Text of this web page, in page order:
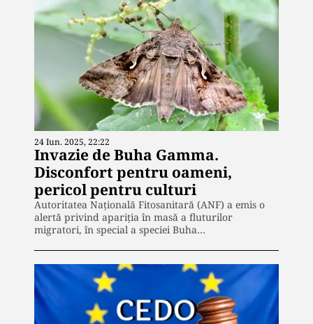
24 Iun. 2025, 22:22
Invazie de Buha Gamma.
Disconfort pentru oameni,
pericol pentru culturi
Autoritatea Națională Fitosanitară (ANF) a emis o
alertă privind apariția în masă a fluturilor
migratori, în special a speciei Buha…